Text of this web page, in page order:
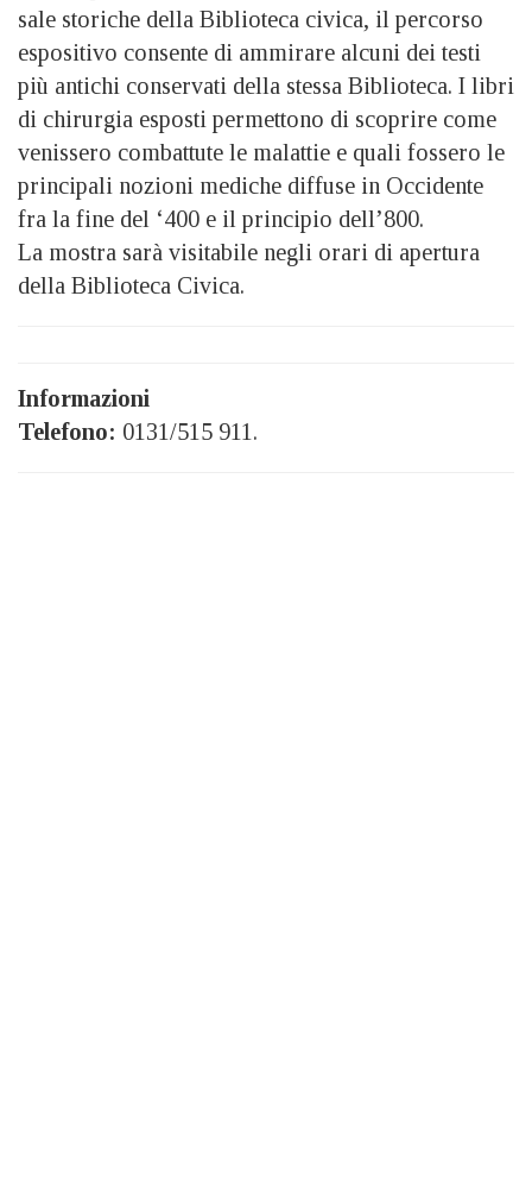
sale storiche della Biblioteca civica, il percorso
espositivo consente di ammirare alcuni dei testi
più antichi conservati della stessa Biblioteca. I libri
di chirurgia esposti permettono di scoprire come
venissero combattute le malattie e quali fossero le
principali nozioni mediche diffuse in Occidente
fra la fine del ‘400 e il principio dell’800.
La mostra sarà visitabile negli orari di apertura
della Biblioteca Civica.
Informazioni
Telefono: 0131/515 911.